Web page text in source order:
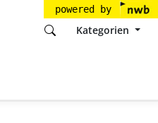
powered by
Kategorien